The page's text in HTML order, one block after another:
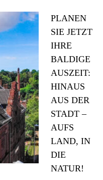
PLANEN
SIE JETZT
IHRE
BALDIGE
AUSZEIT:
HINAUS
AUS DER
STADT –
AUFS
LAND, IN
DIE
NATUR!